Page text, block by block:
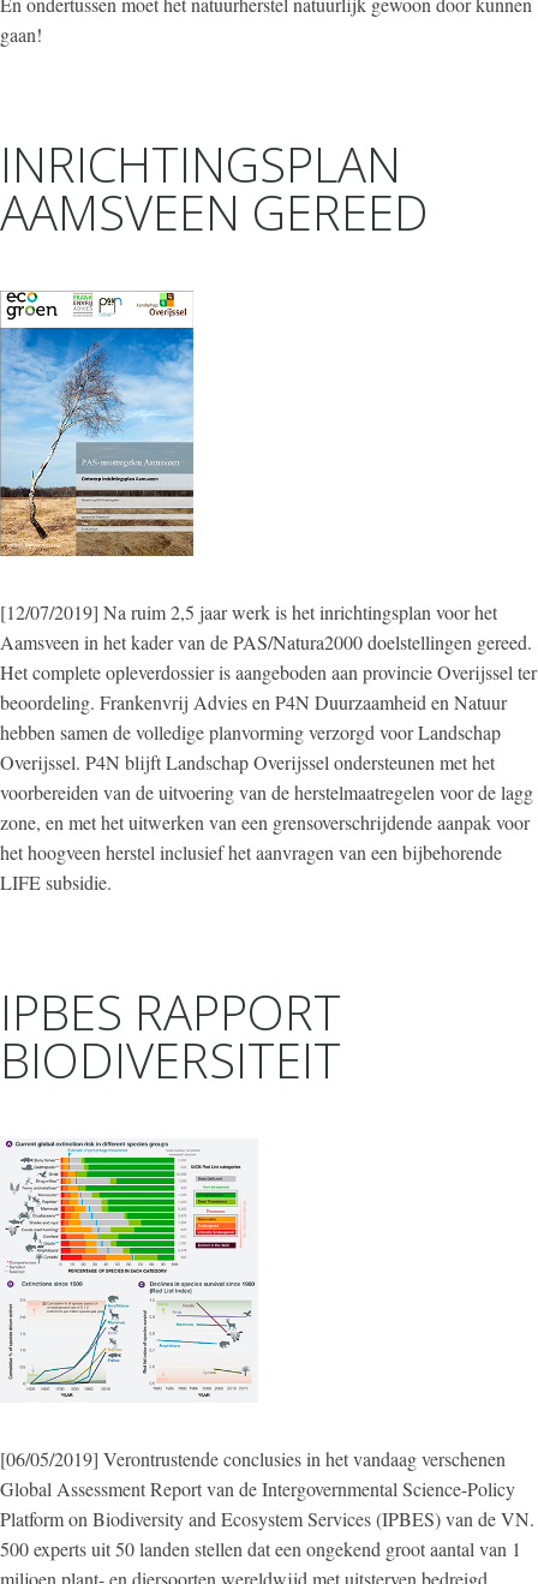
gaan!
INRICHTINGSPLAN
AAMSVEEN GEREED
[12/07/2019] Na ruim 2,5 jaar werk is het inrichtingsplan voor het
Aamsveen in het kader van de PAS/Natura2000 doelstellingen gereed.
Het complete opleverdossier is aangeboden aan provincie Overijssel ter
beoordeling. Frankenvrij Advies en P4N Duurzaamheid en Natuur
hebben samen de volledige planvorming verzorgd voor Landschap
Overijssel. P4N blijft Landschap Overijssel ondersteunen met het
voorbereiden van de uitvoering van de herstelmaatregelen voor de lagg
zone, en met het uitwerken van een grensoverschrijdende aanpak voor
het hoogveen herstel inclusief het aanvragen van een bijbehorende
LIFE subsidie.
IPBES RAPPORT
BIODIVERSITEIT
[06/05/2019] Verontrustende conclusies in het vandaag verschenen
Global Assessment Report van de Intergovernmental Science-Policy
Platform on Biodiversity and Ecosystem Services (IPBES) van de VN.
500 experts uit 50 landen stellen dat een ongekend groot aantal van 1
miljoen plant- en diersoorten wereldwijd met uitsterven bedreigd